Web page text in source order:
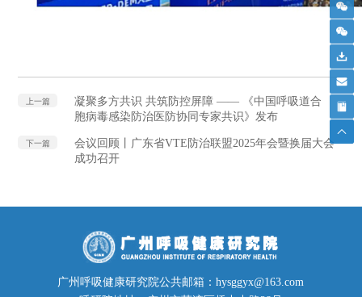
上一篇
凝聚多方共识 共筑防控屏障 —— 《中国呼吸道合
胞病毒感染防治医防协同专家共识》发布
下一篇
会议回顾丨广东省VTE防治联盟2025年会暨换届大会
成功召开
广州呼吸健康研究院公共邮箱：hysggyx@163.com